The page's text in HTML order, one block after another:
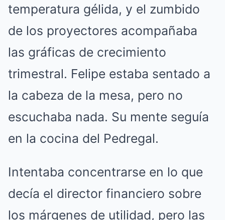
temperatura gélida, y el zumbido
de los proyectores acompañaba
las gráficas de crecimiento
trimestral. Felipe estaba sentado a
la cabeza de la mesa, pero no
escuchaba nada. Su mente seguía
en la cocina del Pedregal.
Intentaba concentrarse en lo que
decía el director financiero sobre
los márgenes de utilidad, pero las